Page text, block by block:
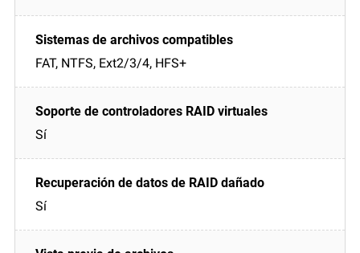
FAT, NTFS, Ext2/3/4, HFS+
Sí
Sí